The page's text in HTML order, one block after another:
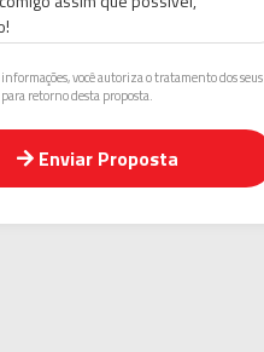
você autoriza o tratamento dos seus
para retorno desta proposta.
Enviar Proposta